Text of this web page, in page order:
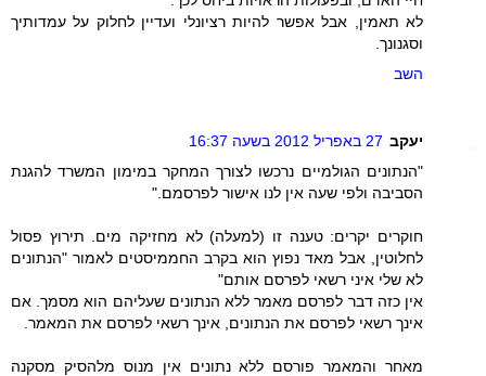
לא תאמין, אבל אפשר להיות רציונלי ועדיין לחלוק על עמדותיך
וסגנונך.
השב
יעקב 27 באפריל 2012 בשעה 16:37
"הנתונים הגולמיים נרכשו לצורך המחקר במימון המשרד להגנת
הסביבה ולפי שעה אין לנו אישור לפרסמם."
חוקרים יקרים: טענה זו (למעלה) לא מחזיקה מים. תירוץ פסול
לחלוטין, אבל מאד נפוץ הוא בקרב החממיסטים לאמור "הנתונים
לא שלי איני רשאי לפרסם אותם"
אין כזה דבר לפרסם מאמר ללא הנתונים שעליהם הוא מסמך. אם
אינך רשאי לפרסם את הנתונים, אינך רשאי לפרסם את המאמר.
מאחר והמאמר פורסם ללא נתונים אין מנוס מלהסיק מסקנה